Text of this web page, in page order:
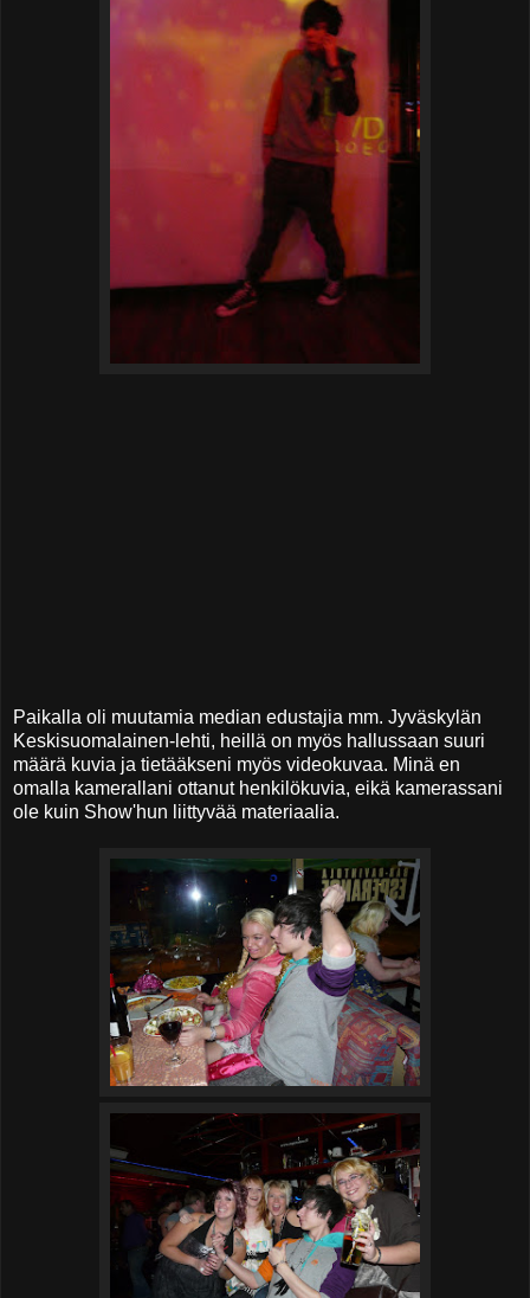
Paikalla oli muutamia median edustajia mm. Jyväskylän
Keskisuomalainen-lehti, heillä on myös hallussaan suuri
määrä kuvia ja tietääkseni myös videokuvaa. Minä en
omalla kamerallani ottanut henkilökuvia, eikä kamerassani
ole kuin Show'hun liittyvää materiaalia.